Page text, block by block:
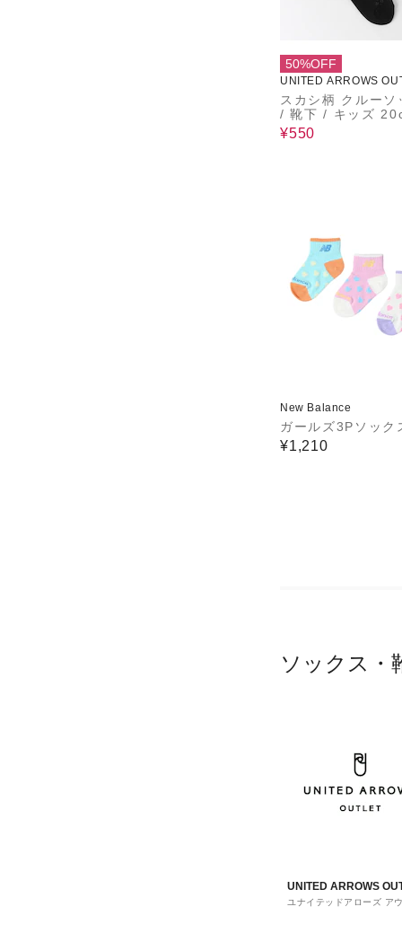
50%OFF
UNITED ARROWS
スカシ柄 クルーソ
/ 靴下 / キッズ 20cm-2
2cm
¥550
New Balance
ガールズ3Pソック
¥1,210
ソックス・
UNITED ARROWS
ユナイテッドアローズ ア